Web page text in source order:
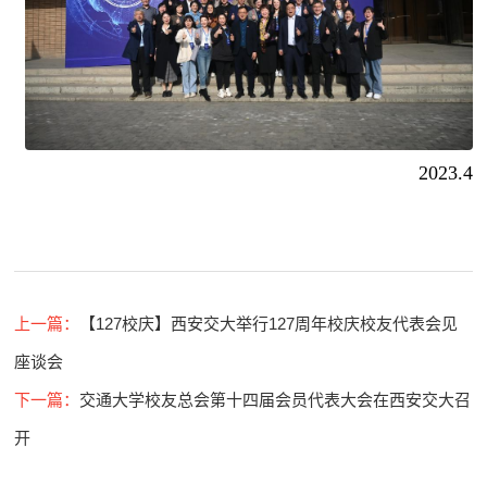
2023.4
上一篇： 【127校庆】西安交大举行127周年校庆校友代表会见
座谈会
下一篇： 交通大学校友总会第十四届会员代表大会在西安交大召
开